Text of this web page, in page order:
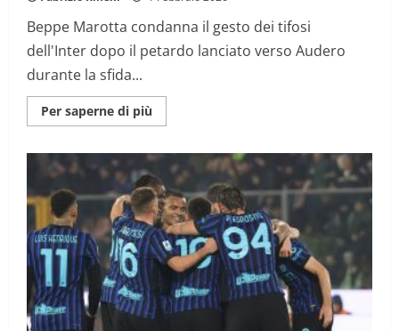
Beppe Marotta condanna il gesto dei tifosi
dell'Inter dopo il petardo lanciato verso Audero
durante la sfida...
Per saperne di più
informazioni
interviene
in
diretta
dopo
il
caos
Audero:
“Gesto
insulso,
situazioni
che
non
ho
mai